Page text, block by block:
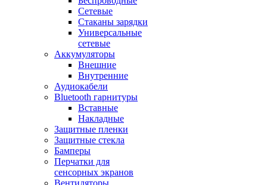
Сетевые
Стаканы зарядки
Универсальные
сетевые
Аккумуляторы
Внешние
Внутренние
Аудиокабели
Bluetooth гарнитуры
Вставные
Накладные
Защитные пленки
Защитные стекла
Бамперы
Перчатки для
сенсорных экранов
Вентиляторы